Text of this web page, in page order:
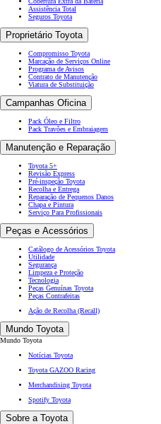
Assistência Total
Seguros Toyota
Proprietário Toyota
Compromisso Toyota
Marcação de Serviços Online
Programa de Avisos
Contrato de Manutenção
Viatura de Substituição
Campanhas Oficina
Pack Óleo e Filtro
Pack Travões e Embraiagem
Manutenção e Reparação
Toyota 5+
Revisão Express
Pré-inspeção Toyota
Recolha e Entrega
Reparação de Pequenos Danos
Chapa e Pintura
Serviço Para Profissionais
Peças e Acessórios
Catálogo de Acessórios Toyota
Utilidade
Segurança
Limpeza e Proteção
Tecnologia
Peças Genuínas Toyota
Peças Contrafeitas
Ação de Recolha (Recall)
Mundo Toyota
Mundo Toyota
Notícias Toyota
Toyota GAZOO Racing
Merchandising Toyota
Spotify Toyota
Sobre a Toyota